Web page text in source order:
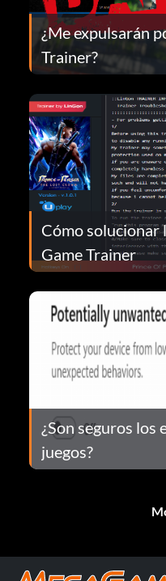
¿Me expulsarán
Trainer?
Cómo solucionar
Game Trainer
¿Son seguros los
juegos?